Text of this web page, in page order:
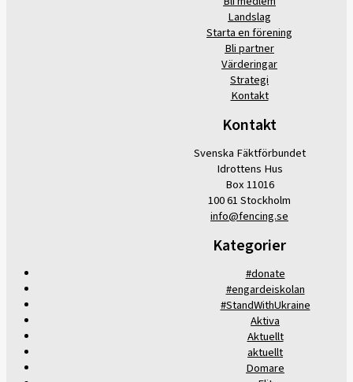
Landslag
Starta en förening
Bli partner
Värderingar
Strategi
Kontakt
Kontakt
Svenska Fäktförbundet
Idrottens Hus
Box 11016
100 61 Stockholm
info@fencing.se
Kategorier
#donate
#engardeiskolan
#StandWithUkraine
Aktiva
Aktuellt
aktuellt
Domare